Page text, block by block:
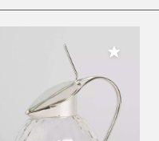
hinzufügen
Meiner